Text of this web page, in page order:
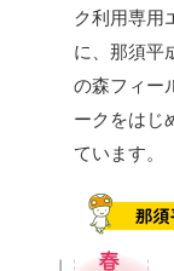
ク利用専用
に、那須平
の森フィー
ークをはじ
ています。